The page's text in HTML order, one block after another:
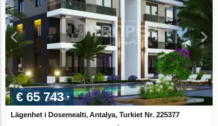
€ 65 743
Lägenhet i Dosemealti, Antalya, Turkiet Nr. 225377